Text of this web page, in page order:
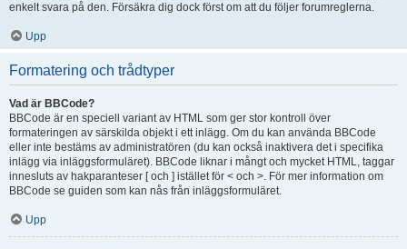
enkelt svara på den. Försäkra dig dock först om att du följer forumreglerna.
Upp
Formatering och trådtyper
Vad är BBCode?
BBCode är en speciell variant av HTML som ger stor kontroll över
formateringen av särskilda objekt i ett inlägg. Om du kan använda BBCode
eller inte bestäms av administratören (du kan också inaktivera det i specifika
inlägg via inläggsformuläret). BBCode liknar i mångt och mycket HTML, taggar
innesluts av hakparanteser [ och ] istället för < och >. För mer information om
BBCode se guiden som kan nås från inläggsformuläret.
Upp